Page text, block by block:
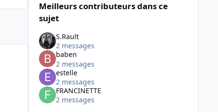
Meilleurs contributeurs dans ce
sujet
S.Rault
2 messages
baben
2 messages
estelle
2 messages
FRANCINETTE
2 messages